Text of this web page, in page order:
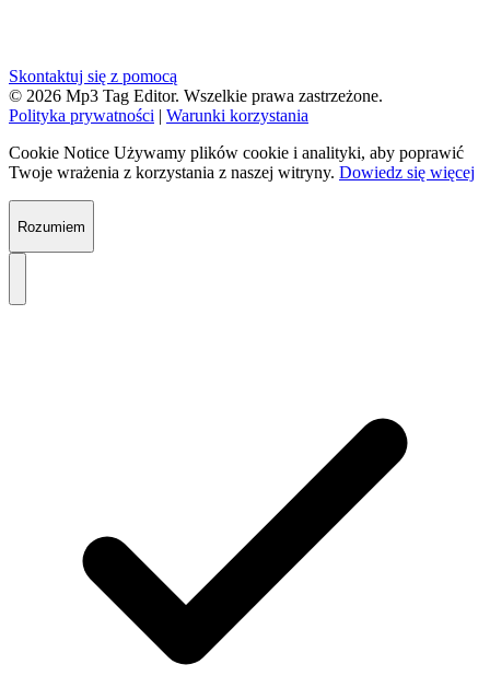
Skontaktuj się z pomocą
© 2026 Mp3 Tag Editor. Wszelkie prawa zastrzeżone.
Polityka prywatności | Warunki korzystania
Cookie Notice Używamy plików cookie i analityki, aby poprawić
Twoje wrażenia z korzystania z naszej witryny. Dowiedz się więcej
Rozumiem